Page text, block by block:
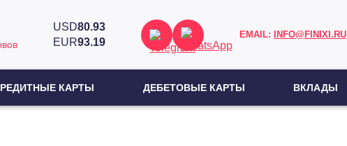
USD80.93
EUR93.19
EMAIL: INFO@FINIXI.RU
КАРТЫ ДЕБЕТОВЫЕ КАРТЫ ВКЛАДЫ